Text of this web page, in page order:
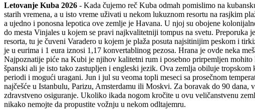
Letovanje Kuba 2026 - Kada čujemo reč Kuba odmah pomislimo na
starih vremena, a u isto vreme uživati u nekom lukuznom resortu na rasjkim
a ujedno i ponosna lepotica ove zemlje je Havana. U njoj su obojene
do mesta Vinjales u kojem se pravi najkvalitetniji tompus na svetu.
resorta, tu je čuveni Varadero u kojem je plaža posuta najsitinijim peskom i
je u eurima i 1 eura iznosi 1,17 konvertablinog pezosa. Hrana je ovde neka
Najpoznatije piće na Kubi je njihov kalitetni rum i posebno prirpemljen
španski ali je isto tako zastupljen i engleski jezik. Ova zemlja obiluje
periodi i mogući uragani. Jun i jul su veoma topli meseci sa prosečnom
najčešće u Istanbulu, Parizu, Amsterdamu ili Moskvi. Za boravak do 90
zdravstveno osiguranje. Ukoliko ikada nogom kročite u ovu veličanstvenu
nikako nemojte da propustite vožnju u nekom odltajemru.